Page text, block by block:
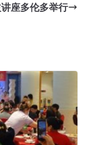
座多伦多举行